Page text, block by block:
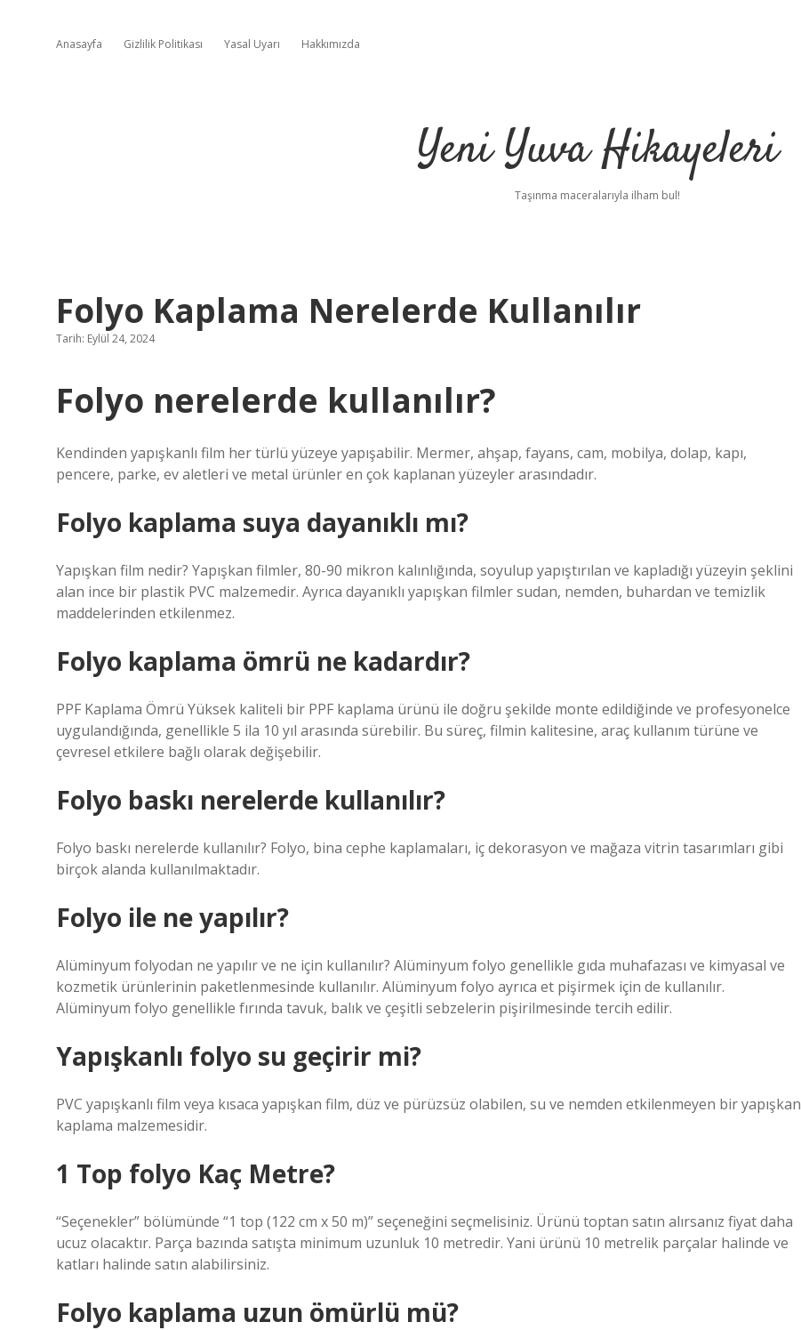
Anasayfa Gizlilik Politikası Yasal Uyarı Hakkımızda
Yeni Yuva Hikayeleri
Taşınma maceralarıyla ilham bul!
Folyo Kaplama Nerelerde Kullanılır
Tarih: Eylül 24, 2024
Folyo nerelerde kullanılır?
Kendinden yapışkanlı film her türlü yüzeye yapışabilir. Mermer, ahşap, fayans, cam, mobilya, dolap, kapı,
pencere, parke, ev aletleri ve metal ürünler en çok kaplanan yüzeyler arasındadır.
Folyo kaplama suya dayanıklı mı?
Yapışkan film nedir? Yapışkan filmler, 80-90 mikron kalınlığında, soyulup yapıştırılan ve kapladığı yüzeyin şeklini
alan ince bir plastik PVC malzemedir. Ayrıca dayanıklı yapışkan filmler sudan, nemden, buhardan ve temizlik
maddelerinden etkilenmez.
Folyo kaplama ömrü ne kadardır?
PPF Kaplama Ömrü Yüksek kaliteli bir PPF kaplama ürünü ile doğru şekilde monte edildiğinde ve profesyonelce
uygulandığında, genellikle 5 ila 10 yıl arasında sürebilir. Bu süreç, filmin kalitesine, araç kullanım türüne ve
çevresel etkilere bağlı olarak değişebilir.
Folyo baskı nerelerde kullanılır?
Folyo baskı nerelerde kullanılır? Folyo, bina cephe kaplamaları, iç dekorasyon ve mağaza vitrin tasarımları gibi
birçok alanda kullanılmaktadır.
Folyo ile ne yapılır?
Alüminyum folyodan ne yapılır ve ne için kullanılır? Alüminyum folyo genellikle gıda muhafazası ve kimyasal ve
kozmetik ürünlerinin paketlenmesinde kullanılır. Alüminyum folyo ayrıca et pişirmek için de kullanılır.
Alüminyum folyo genellikle fırında tavuk, balık ve çeşitli sebzelerin pişirilmesinde tercih edilir.
Yapışkanlı folyo su geçirir mi?
PVC yapışkanlı film veya kısaca yapışkan film, düz ve pürüzsüz olabilen, su ve nemden etkilenmeyen bir yapışkan
kaplama malzemesidir.
1 Top folyo Kaç Metre?
“Seçenekler” bölümünde “1 top (122 cm x 50 m)” seçeneğini seçmelisiniz. Ürünü toptan satın alırsanız fiyat daha
ucuz olacaktır. Parça bazında satışta minimum uzunluk 10 metredir. Yani ürünü 10 metrelik parçalar halinde ve
katları halinde satın alabilirsiniz.
Folyo kaplama uzun ömürlü mü?